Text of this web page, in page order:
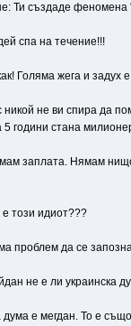
Ти създаде феномена
спа на течение!!!
Голяма жега и задух
не ви спира да
5 години стана
заплата. Нямам
този идиот???
проблем да се
не е ли украинска
е мегдан. То е